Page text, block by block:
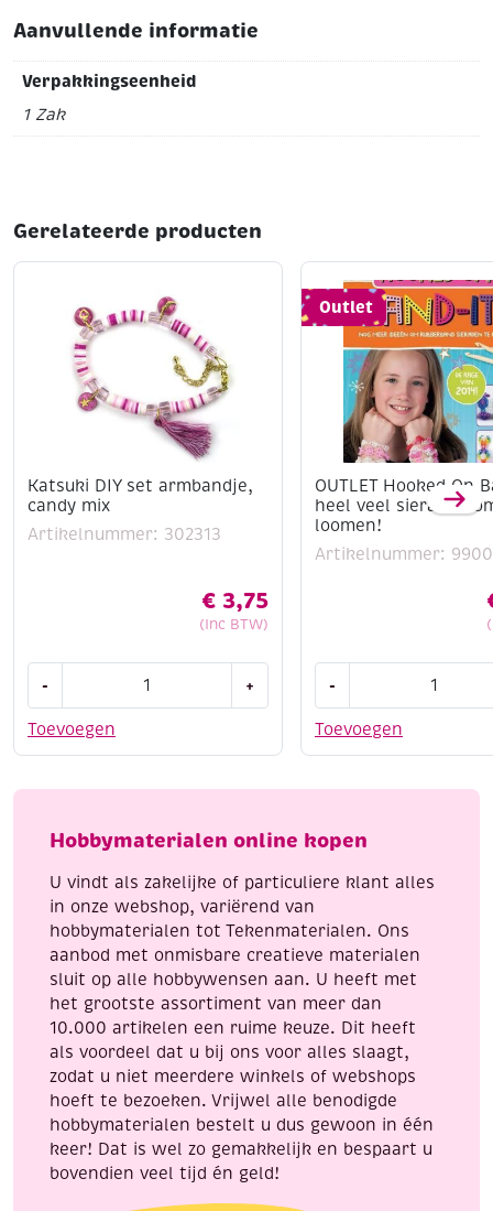
Aanvullende informatie
Verpakkingseenheid
1 Zak
Gerelateerde producten
Katsuki DIY set armbandje,
candy mix
Artikelnummer: 302313
€ 3,75
(Inc BTW)
Toevoegen
-
set
mix
+
Outlet
OUTLET Hooked On
heel veel sieraden
loomen!
Artikelnummer:
Toevoegen
-
On
heel
sieraden
te
aantal
Hobbymaterialen online kopen
U vindt als zakelijke of particuliere klant alles
in onze webshop, variërend van
hobbymaterialen tot Tekenmaterialen. Ons
aanbod met onmisbare creatieve materialen
sluit op alle hobbywensen aan. U heeft met
het grootste assortiment van meer dan
10.000 artikelen een ruime keuze. Dit heeft
als voordeel dat u bij ons voor alles slaagt,
zodat u niet meerdere winkels of webshops
hoeft te bezoeken. Vrijwel alle benodigde
hobbymaterialen bestelt u dus gewoon in één
keer! Dat is wel zo gemakkelijk en bespaart u
bovendien veel tijd én geld!